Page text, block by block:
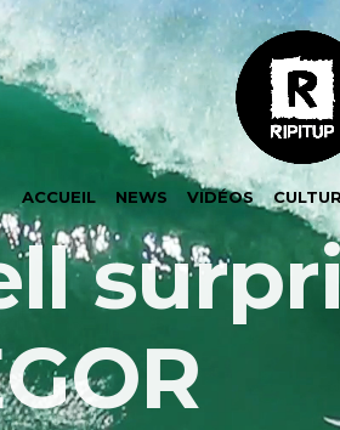
ACCUEIL NEWS VIDÉOS